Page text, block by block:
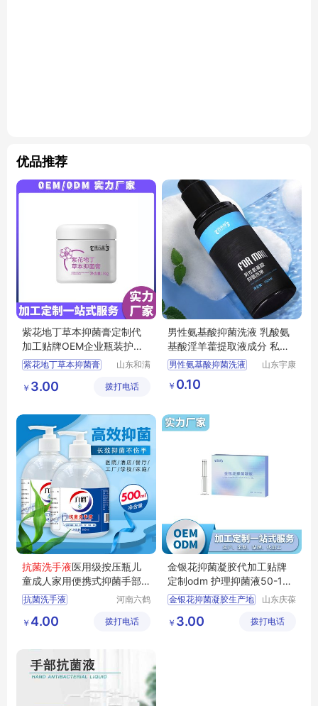
优品推荐
紫花地丁草本抑菌膏定制代
加工贴牌OEM企业瓶装护理
凝胶生产odm厂
紫花地丁草本抑菌膏
山东和满
技有限公
￥ 3.00 拨打电话
男性氨基酸抑菌洗液 乳酸氨
基酸淫羊藿提取液成分 私处
抑菌产品
男性氨基酸抑菌洗液
淫羊藿提取液成分
私处抑菌产品
山东宇康
￥ 0.10
抗菌洗手液医用级按压瓶儿
童成人家用便携式抑菌手部
消毒液工厂价
抗菌洗手液
消毒洗手液
杀菌洗手液
河南六鹤
有限公司
￥ 4.00 拨打电话
金银花抑菌凝胶代加工贴牌
定制odm 护理抑菌液50-100
ml生产代工OEM
金银花抑菌凝胶生产地
金银花抑菌凝胶厂家直发
山东庆葆
技有限公
￥ 3.00 拨打电话